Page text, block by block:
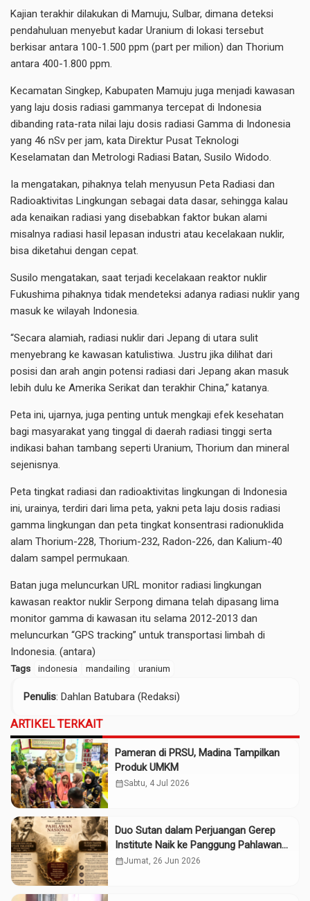
Kajian terakhir dilakukan di Mamuju, Sulbar, dimana deteksi
pendahuluan menyebut kadar Uranium di lokasi tersebut
berkisar antara 100-1.500 ppm (part per milion) dan Thorium
antara 400-1.800 ppm.
Kecamatan Singkep, Kabupaten Mamuju juga menjadi kawasan
yang laju dosis radiasi gammanya tercepat di Indonesia
dibanding rata-rata nilai laju dosis radiasi Gamma di Indonesia
yang 46 nSv per jam, kata Direktur Pusat Teknologi
Keselamatan dan Metrologi Radiasi Batan, Susilo Widodo.
Ia mengatakan, pihaknya telah menyusun Peta Radiasi dan
Radioaktivitas Lingkungan sebagai data dasar, sehingga kalau
ada kenaikan radiasi yang disebabkan faktor bukan alami
misalnya radiasi hasil lepasan industri atau kecelakaan nuklir,
bisa diketahui dengan cepat.
Susilo mengatakan, saat terjadi kecelakaan reaktor nuklir
Fukushima pihaknya tidak mendeteksi adanya radiasi nuklir yang
masuk ke wilayah Indonesia.
“Secara alamiah, radiasi nuklir dari Jepang di utara sulit
menyebrang ke kawasan katulistiwa. Justru jika dilihat dari
posisi dan arah angin potensi radiasi dari Jepang akan masuk
lebih dulu ke Amerika Serikat dan terakhir China,” katanya.
Peta ini, ujarnya, juga penting untuk mengkaji efek kesehatan
bagi masyarakat yang tinggal di daerah radiasi tinggi serta
indikasi bahan tambang seperti Uranium, Thorium dan mineral
sejenisnya.
Peta tingkat radiasi dan radioaktivitas lingkungan di Indonesia
ini, urainya, terdiri dari lima peta, yakni peta laju dosis radiasi
gamma lingkungan dan peta tingkat konsentrasi radionuklida
alam Thorium-228, Thorium-232, Radon-226, dan Kalium-40
dalam sampel permukaan.
Batan juga meluncurkan URL monitor radiasi lingkungan
kawasan reaktor nuklir Serpong dimana telah dipasang lima
monitor gamma di kawasan itu selama 2012-2013 dan
meluncurkan “GPS tracking” untuk transportasi limbah di
Indonesia. (antara)
Tags indonesia mandailing uranium
Penulis: Dahlan Batubara (Redaksi)
ARTIKEL TERKAIT
Pameran di PRSU, Madina Tampilkan
Produk UMKM
calendar_monthSabtu, 4 Jul 2026
Duo Sutan dalam Perjuangan Gerep
Institute Naik ke Panggung Pahlawan
Nasional
calendar_monthJumat, 26 Jun 2026